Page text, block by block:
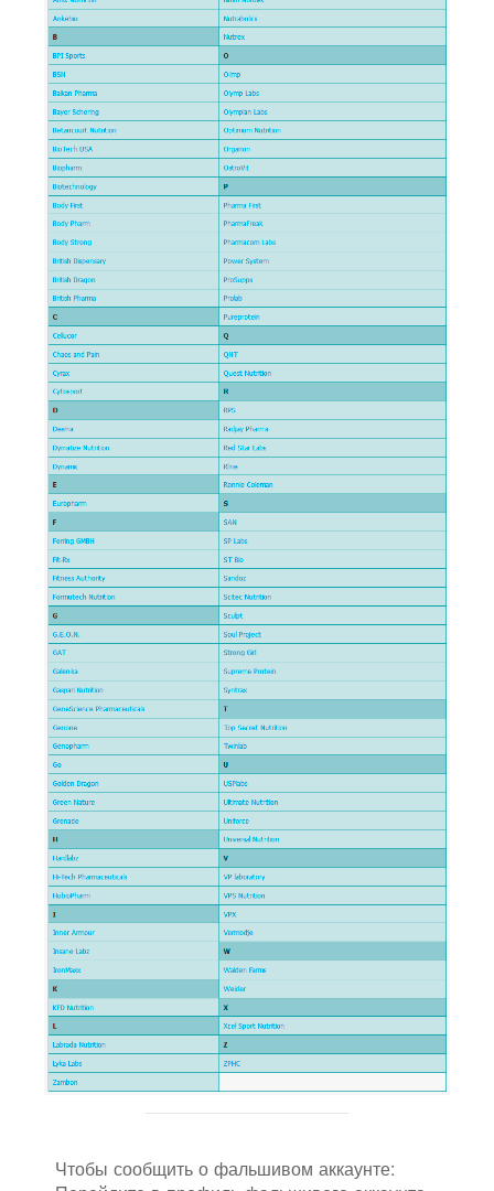
Чтобы сообщить о фальшивом аккаунте: